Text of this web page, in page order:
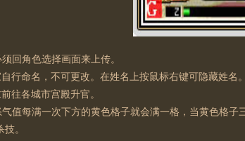
回角色选择画面来上传。
行命名，不可更改。在姓名上按鼠标右键可隐藏姓名。
往各城市宫殿升官。
值每满一次下方的黄色格子就会满一格，当黄色格子
。